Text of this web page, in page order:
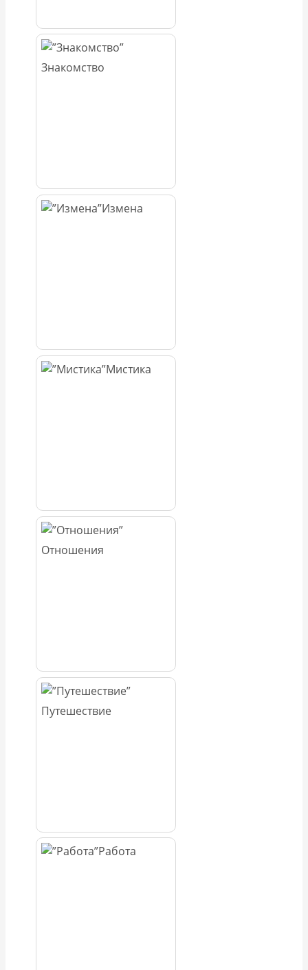
Знакомство
Измена
Мистика
Отношения
Путешествие
Работа